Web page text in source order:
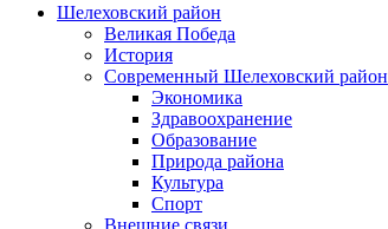
Шелеховский район
Великая Победа
История
Современный Шелеховский район
Экономика
Здравоохранение
Образование
Природа района
Культура
Спорт
Внешние связи